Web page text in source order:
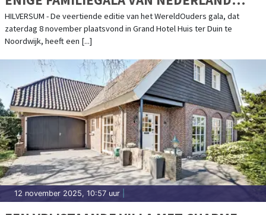
€578.750,- OP OM DE STROOM VAN
UITHUISPLAATSING IN BOLIVIA EN PERU
HILVERSUM - De veertiende editie van het WereldOuders gala, dat
zaterdag 8 november plaatsvond in Grand Hotel Huis ter Duin te
Noordwijk, heeft een [...]
12 november 2025, 10:57 uur